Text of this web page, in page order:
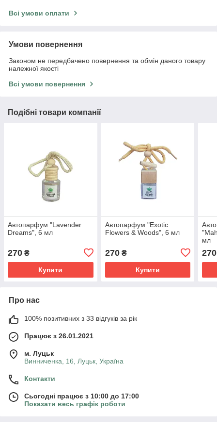
Всі умови оплати
Умови повернення
Законом не передбачено повернення та обмін даного товару
належної якості
Всі умови повернення
Подібні товари компанії
Автопарфум "Lavender
Dreams", 6 мл
270 ₴
Купити
Автопарфум "Exotic
Flowers & Woods", 6 мл
270₴
Купити
мл
270
Про нас
100% позитивних з 33 відгуків за рік
Працює з 26.01.2021
м. Луцьк
Винниченка, 16, Луцьк, Україна
Контакти
Сьогодні працює з 10:00 до 17:00
Показати весь графік роботи